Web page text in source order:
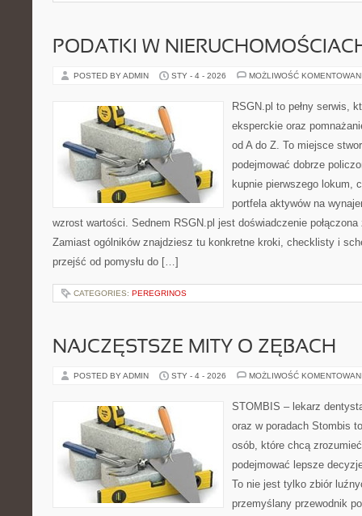
PODATKI W
POSTED BY ADMIN STY - 4 - 2026 MOŻLIWOŚĆ
RSGN.pl to pełny serwis,
eksperckie oraz
od A do Z. To miejsce
podejmować dobrze
kupnie pierwszego lokum,
portfela aktywów na
wzrost wartości. Sednem RSGN.pl jest doświadczenie połączona
Zamiast ogólników znajdziesz tu konkretne kroki, checklisty i
przejść od pomysłu do […]
CATEGORIES: PEREGRINOS
NAJCZĘSTSZE MITY O ZĘBACH
POSTED BY ADMIN STY - 4 - 2026 MOŻLIWOŚĆ
STOMBIS – lekarz
oraz w poradach Stombis
osób, które chcą
podejmować lepsze
To nie jest tylko zbiór
przemyślany przewodnik